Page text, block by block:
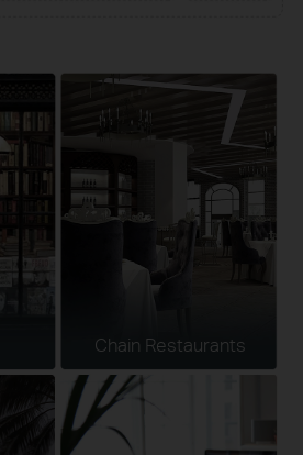
Chain Restaurants